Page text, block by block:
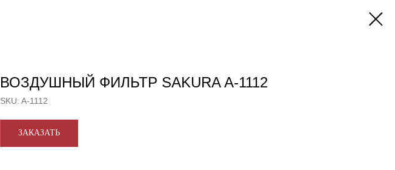
ВОЗДУШНЫЙ ФИЛЬТР SAKURA A-1112
SKU: A-1112
ЗАКАЗАТЬ